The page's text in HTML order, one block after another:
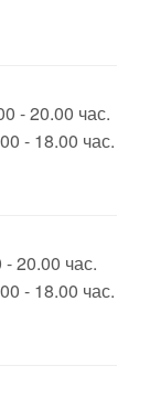
- 20.00 час.
- 18.00 час.
20.00 час.
- 18.00 час.